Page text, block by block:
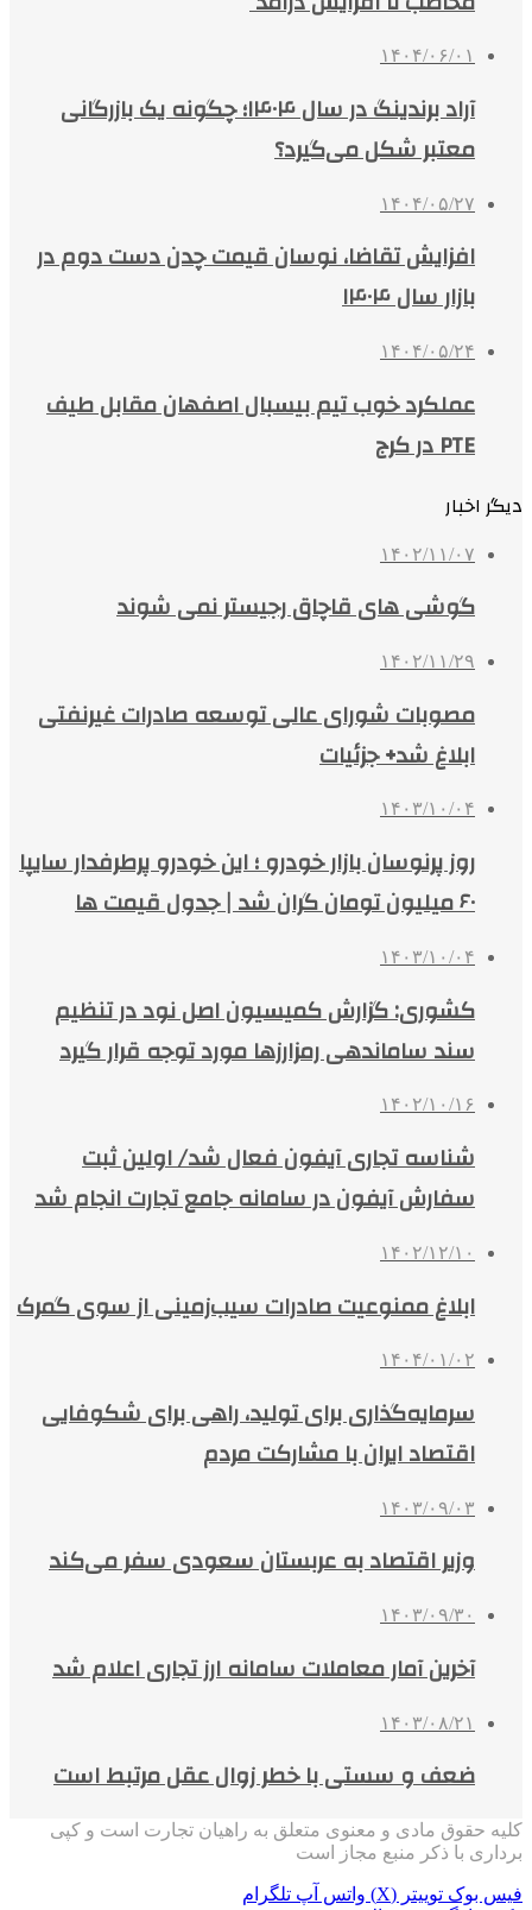
۱۴۰۴/۰۶/۰۱
آراد برندینگ در سال ۱۴۰۴؛ چگونه یک بازرگانی
معتبر شکل می‌گیرد؟
۱۴۰۴/۰۵/۲۷
افزایش تقاضا، نوسان قیمت چدن دست دوم در
بازار سال ۱۴۰۴
۱۴۰۴/۰۵/۲۴
عملکرد خوب تیم بیسبال اصفهان مقابل طیف
PTE در کرج
دیگر اخبار
۱۴۰۲/۱۱/۰۷
گوشی های قاچاق رجیستر نمی شوند
۱۴۰۲/۱۱/۲۹
مصوبات شورای عالی توسعه صادرات غیرنفتی
ابلاغ شد+ جزئیات
۱۴۰۳/۱۰/۰۴
روز پرنوسان بازار خودرو ؛ این خودرو پرطرفدار سایپا
۶۰ میلیون تومان گران شد | جدول قیمت ها
۱۴۰۳/۱۰/۰۴
کشوری: گزارش کمیسیون اصل نود در تنظیم
سند ساماندهی رمزارزها مورد توجه قرار گیرد
۱۴۰۲/۱۰/۱۶
شناسه تجاری آیفون فعال شد/ اولین ثبت
سفارش آیفون در سامانه جامع تجارت انجام شد
۱۴۰۲/۱۲/۱۰
ابلاغ ممنوعیت صادرات سیب‌زمینی از سوی گمرک
۱۴۰۴/۰۱/۰۲
سرمایه‌گذاری برای تولید، راهی برای شکوفایی
اقتصاد ایران با مشارکت مردم
۱۴۰۳/۰۹/۰۳
وزیر اقتصاد به عربستان سعودی سفر می‌کند
۱۴۰۳/۰۹/۳۰
آخرین آمار معاملات سامانه ارز تجاری اعلام شد
۱۴۰۳/۰۸/۲۱
ضعف و سستی با خطر زوال عقل مرتبط است
کلیه حقوق مادی و معنوی متعلق به راهیان تجارت است و کپی
برداری با ذکر منبع مجاز است
فیس بوک توییتر (X) واتس آپ تلگرام